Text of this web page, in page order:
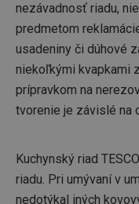
nezávadnosť riadu,
predmetom
usadeniny či dúhové
niekoľkými kvapkami
prípravkom na
tvorenie je závislé na
Kuchynský riad
riadu. Pri umývaní v
nedotýkal iných